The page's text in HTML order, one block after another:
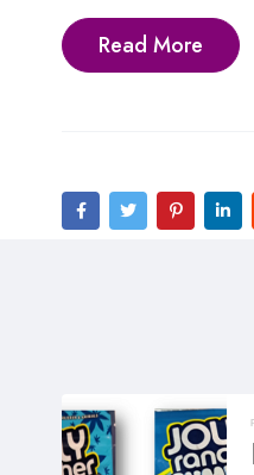
Read More